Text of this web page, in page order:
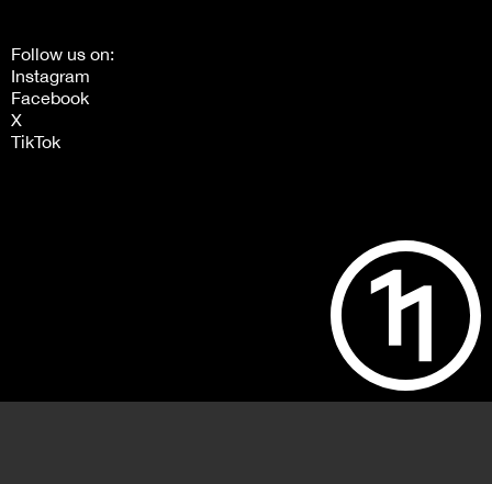
Follow us on:
Instagram
Facebook
X
TikTok